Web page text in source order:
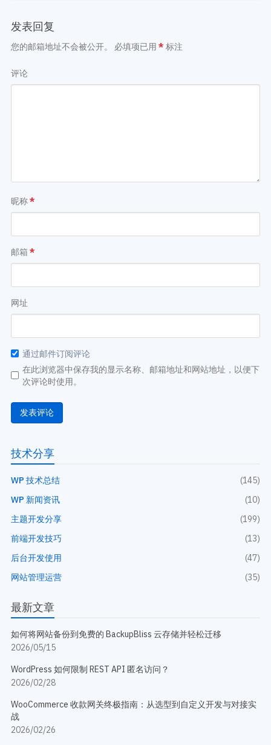
发表回复
您的邮箱地址不会被公开。 必填项已用 * 标注
评论
昵称*
邮箱 *
网址
通过邮件订阅评论
在此浏览器中保存我的显示名称、邮箱地址和网站地址，以便下
次评论时使用。
技术分享
WP 技术总结
(145)
WP 新闻资讯
(10)
主题开发分享
(199)
前端开发技巧
(13)
后台开发使用
(47)
网站管理运营
(35)
最新文章
如何将网站备份到免费的 BackupBliss 云存储并轻松迁移
2026/05/15
WordPress 如何限制 REST API 匿名访问？
2026/02/28
WooCommerce 收款网关终极指南：从选型到自定义开发与对接实
战
2026/02/26